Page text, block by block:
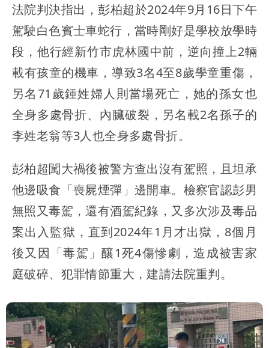
法院判決指出，彭柏超於2024年9月16日下午
駕駛白色賓士車蛇行，當時剛好是學校放學時
段，他行經新竹市虎林國中前，逆向撞上2輛
載有孩童的機車，導致3名4至8歲學童重傷，
另名71歲鍾姓婦人則當場死亡，她的孫女也
全身多處骨折、內臟破裂，另名載2名孫子的
李姓老翁等3人也全身多處骨折。
彭柏超闖大禍後被警方查出沒有駕照，且坦承
他邊吸食「喪屍煙彈」邊開車。檢察官認彭男
無照又毒駕，還有酒駕紀錄，又多次涉及毒品
案出入監獄，直到2024年1月才出獄，8個月
後又因「毒駕」釀1死4傷慘劇，造成被害家
庭破碎、犯罪情節重大，建請法院重判。